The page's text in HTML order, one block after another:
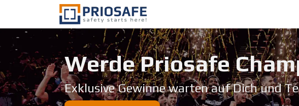
Zum Inhalt springen
Werde Priosafe
Exklusive Gewinne warten auf Dich und